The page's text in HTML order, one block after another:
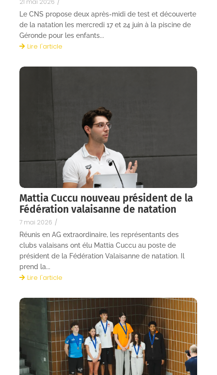
21 mai 2026 /
Le CNS propose deux après-midi de test et découverte
de la natation les mercredi 17 et 24 juin à la piscine de
Géronde pour les enfants...
Lire l'article
Mattia Cuccu nouveau président de la
Fédération valaisanne de natation
7 mai 2026 /
Réunis en AG extraordinaire, les représentants des
clubs valaisans ont élu Mattia Cuccu au poste de
président de la Fédération Valaisanne de natation. Il
prend la...
Lire l'article